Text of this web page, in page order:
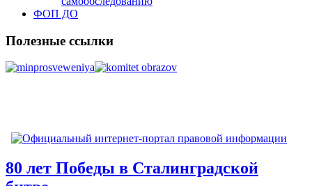
ФОП ДО
Полезные ссылки
80 лет Победы в Сталинградской